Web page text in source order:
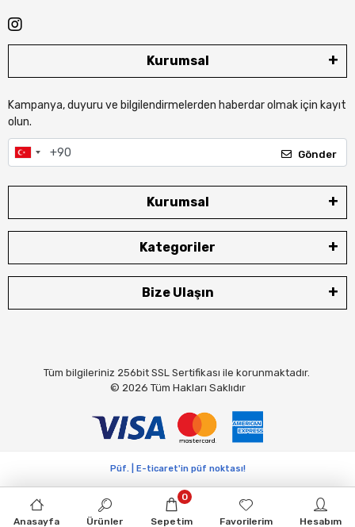
Kurumsal
Kampanya, duyuru ve bilgilendirmelerden haberdar olmak için kayıt
olun.
Gönder
Kurumsal
Kategoriler
Bize Ulaşın
Tüm bilgileriniz 256bit SSL Sertifikası ile korunmaktadır.
© 2026 Tüm Hakları Saklıdır
Anasayfa Ürünler Sepetim
0
Favorilerim Hesabım
Püf. | E-ticaret'in püf noktası!